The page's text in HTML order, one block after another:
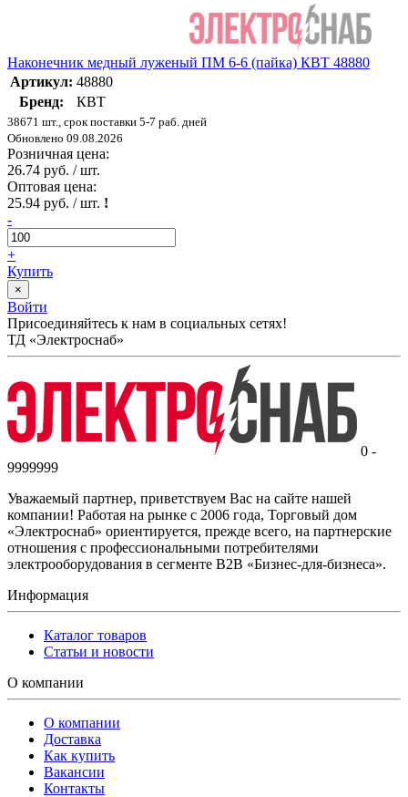
Наконечник медный луженый ПМ 6-6 (пайка) КВТ 48880
Артикул: 48880
Бренд:
КВТ
38671 шт., срок поставки 5-7 раб. дней
Обновлено 09.08.2026
Розничная цена:
26.74 руб. / шт.
Оптовая цена:
25.94 руб. / шт. !
-
+
Купить
×
Войти
Присоединяйтесь к нам в социальных сетях!
ТД «Электроснаб»
0 -
9999999
Уважаемый партнер, приветствуем Вас на сайте нашей
компании! Работая на рынке с 2006 года, Торговый дом
«Электроснаб» ориентируется, прежде всего, на партнерские
отношения с профессиональными потребителями
электрооборудования в сегменте B2B «Бизнес-для-бизнеса».
Информация
Каталог товаров
Статьи и новости
О компании
О компании
Доставка
Как купить
Вакансии
Контакты